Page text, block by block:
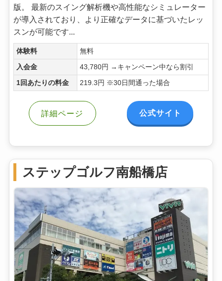
版。 最新のスイング解析機や高性能なシミュレーター
が導入されており、より正確なデータに基づいたレッ
スンが可能です...
体験料 無料
入会金 43,780円 →キャンペーン中なら割引
1回あたりの料金 219.3円 ※30日間通った場合
詳細ページ 公式サイト
ステップゴルフ南船橋店